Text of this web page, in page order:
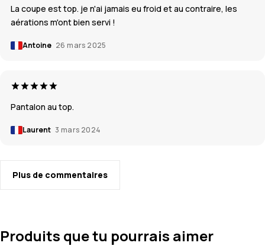
La coupe est top. je n'ai jamais eu froid et au contraire, les
aérations m'ont bien servi !
Antoine 26 mars 2025
Pantalon au top.
Laurent 3 mars 2024
Plus de commentaires
Produits que tu pourrais aimer